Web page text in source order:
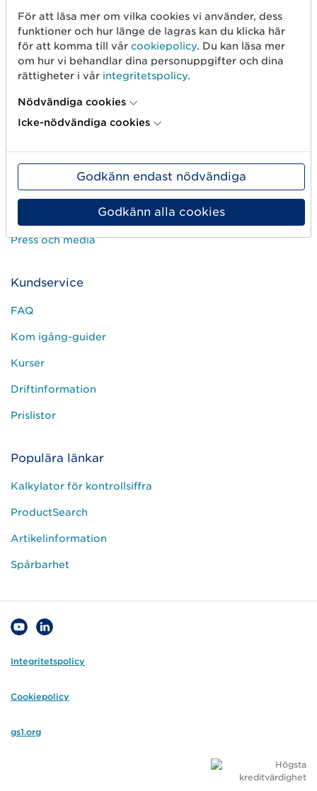
Mät produkten rätt
Börja med spårbarhet
Om oss
Det här är vi
Användargrupper
Jobba hos oss
Press och media
Kundservice
FAQ
Kom igång-guider
Kurser
Driftinformation
Prislistor
Populära länkar
Kalkylator för kontrollsiffra
ProductSearch
Artikelinformation
Spårbarhet
Integritetspolicy
Cookiepolicy
gs1.org
För att läsa mer om vilka cookies vi använder, dess
funktioner och hur länge de lagras kan du klicka här
för att komma till vår cookiepolicy. Du kan läsa mer
om hur vi behandlar dina personuppgifter och dina
rättigheter i vår integritetspolicy.
Nödvändiga cookies
Icke-nödvändiga cookies
Godkänn endast nödvändiga
Godkänn alla cookies